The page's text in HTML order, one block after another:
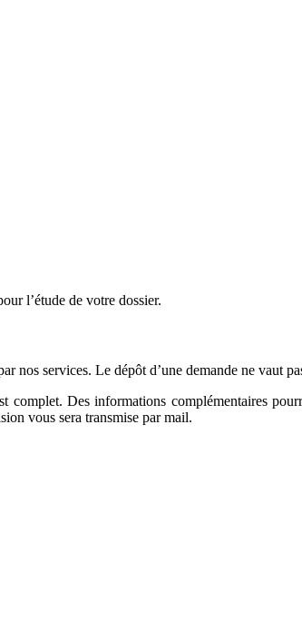
l’étude de votre dossier.
nos services. Le dépôt d’une demande ne vaut
Des informations complémentaires
vous sera transmise par mail.